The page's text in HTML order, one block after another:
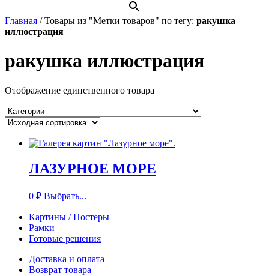
Главная /Товары из "Метки товаров" по тегу: ракушка
иллюстрация
ракушка иллюстрация
Отображение единственного товара
ЛАЗУРНОЕ МОРЕ
0 ₽ Выбрать...
Картины / Постеры
Рамки
Готовые решения
Доставка и оплата
Возврат товара